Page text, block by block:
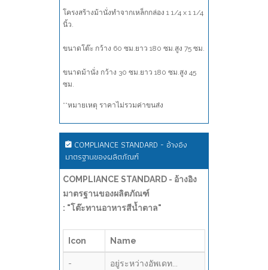
โครงสร้างม้านั่งทำจากเหล็กกล่อง 1 1/4 x 1 1/4
นิ้ว.
ขนาดโต๊ะ กว้าง 60 ซม.ยาว 180 ซม.สูง 75 ซม.
ขนาดม้านั่ง กว้าง 30 ซม.ยาว 180 ซม.สูง 45
ซม.
**หมายเหตุ ราคาไม่รวมค่าขนส่ง
COMPLIANCE STANDARD - อ้างอิง
มาตรฐานของผลิตภัณฑ์
COMPLIANCE STANDARD - อ้างอิง
มาตรฐานของผลิตภัณฑ์
: "โต๊ะทานอาหารสีน้ำตาล"
Icon Name
- อยู่ระหว่างอัพเดท...